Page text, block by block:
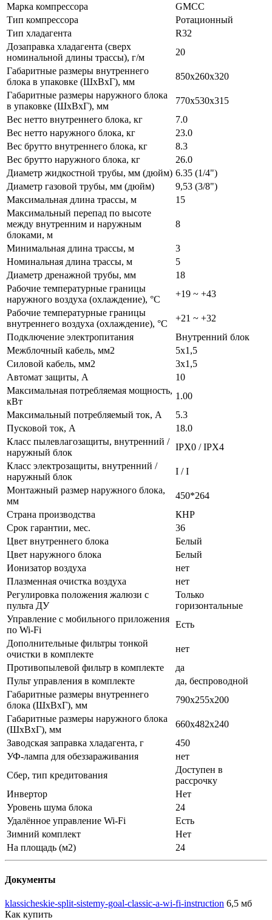
Марка компрессора
GMCC
Тип компрессора
Ротационный
Тип хладагента
R32
Дозаправка хладагента (сверх
номинальной длины трассы), г/м
20
Габаритные размеры внутреннего
блока в упаковке (ШxВxГ), мм
850x260x320
Габаритные размеры наружного блока
в упаковке (ШxВxГ), мм
770x530x315
Вес нетто внутреннего блока, кг
7.0
Вес нетто наружного блока, кг
23.0
Вес брутто внутреннего блока, кг
8.3
Вес брутто наружного блока, кг
26.0
Диаметр жидкостной трубы, мм (дюйм) 6.35 (1/4")
Диаметр газовой трубы, мм (дюйм)
9,53 (3/8")
Максимальная длина трассы, м
15
Максимальный перепад по высоте
между внутренним и наружным
блоками, м
8
Минимальная длина трассы, м
3
Номинальная длина трассы, м
5
Диаметр дренажной трубы, мм
18
Рабочие температурные границы
наружного воздуха (охлаждение), °C
+19 ~ +43
Рабочие температурные границы
внутреннего воздуха (охлаждение), °C
+21 ~ +32
Подключение электропитания
Внутренний блок
Межблочный кабель, мм2
5x1,5
Силовой кабель, мм2
3x1,5
Автомат защиты, А
10
Максимальная потребляемая мощность,
кВт
1.00
Максимальный потребляемый ток, А
5.3
Пусковой ток, А
18.0
Класс пылевлагозащиты, внутренний /
наружный блок
IPX0 / IPX4
Класс электрозащиты, внутренний /
наружный блок
I / I
Монтажный размер наружного блока,
мм
450*264
Страна производства
КНР
Срок гарантии, мес.
36
Цвет внутреннего блока
Белый
Цвет наружного блока
Белый
Ионизатор воздуха
нет
Плазменная очистка воздуха
нет
Регулировка положения жалюзи с
пульта ДУ
Только
горизонтальные
Управление c мобильного приложения
по Wi-Fi
Есть
Дополнительные фильтры тонкой
очистки в комплекте
нет
Противопылевой фильтр в комплекте
да
Пульт управления в комплекте
да, беспроводной
Габаритные размеры внутреннего
блока (ШхВхГ), мм
790x255x200
Габаритные размеры наружного блока
(ШхВхГ), мм
660x482x240
Заводская заправка хладагента, г
450
УФ-лампа для обеззараживания
нет
Сбер, тип кредитования
Доступен в
рассрочку
Инвертор
Нет
Уровень шума блока
24
Удалённое управление Wi-Fi
Есть
Зимний комплект
Нет
На площадь (м2)
24
Документы
klassicheskie-split-sistemy-goal-classic-a-wi-fi-instruction 6,5 мб
Как купить